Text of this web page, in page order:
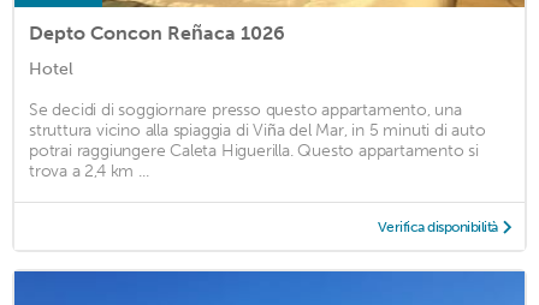
Depto Concon Reñaca 1026
Hotel
Se decidi di soggiornare presso questo appartamento, una
struttura vicino alla spiaggia di Viña del Mar, in 5 minuti di auto
potrai raggiungere Caleta Higuerilla. Questo appartamento si
trova a 2,4 km ...
Verifica disponibilità